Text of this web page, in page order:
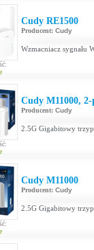
Cudy RE1500
Producent: Cudy
Wzmacniacz sygnału
Cudy M11000,
Producent: Cudy
2.5G Gigabitowy
Cudy M11000
Producent: Cudy
2.5G Gigabitowy